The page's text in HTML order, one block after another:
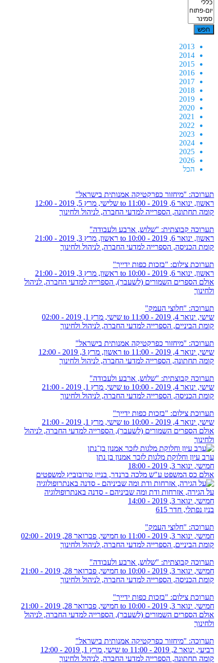
2013
2014
2015
2016
2017
2018
2019
2020
2021
2022
2023
2024
2025
2026
הכל
תערוכה: "מיחזור כפרקטיקה אמנותית בישראל"
ראשון, ינואר 6, 2019 - 11:00
שלישי, מרץ 5, 2019 - 12:00
קומה תחתונה, הספרייה למדעי החברה, לניהול ולחינוך
תערוכה קבוצתית: "שלוש, ארבע ולעבודה"
ראשון, ינואר 6, 2019 - 10:00
ראשון, מרץ 3, 2019 - 21:00
קומת הכניסה, הספרייה למדעי החברה, לניהול ולחינוך
תערוכת צילום: "בזכות כפות ידייך"
ראשון, ינואר 6, 2019 - 10:00
ראשון, מרץ 3, 2019 - 21:00
אולם הספרים השמורים (לשעבר), הספרייה למדעי החברה, לניהול
ולחינוך
תערוכה: "חלוצי העמק"
שישי, ינואר 4, 2019 - 11:00
שישי, מרץ 1, 2019 - 02:00
קומת הביניים, הספרייה למדעי החברה, לניהול ולחינוך
תערוכה: "מיחזור כפרקטיקה אמנותית בישראל"
שישי, ינואר 4, 2019 - 11:00
ראשון, מרץ 3, 2019 - 12:00
קומה תחתונה, הספרייה למדעי החברה, לניהול ולחינוך
תערוכה קבוצתית: "שלוש, ארבע ולעבודה"
שישי, ינואר 4, 2019 - 10:00
שישי, מרץ 1, 2019 - 21:00
קומת הכניסה, הספרייה למדעי החברה, לניהול ולחינוך
תערוכת צילום: "בזכות כפות ידייך"
שישי, ינואר 4, 2019 - 10:00
שישי, מרץ 1, 2019 - 21:00
אולם הספרים השמורים (לשעבר), הספרייה למדעי החברה, לניהול
ולחינוך
ערב עיון וחלוקת מלגות לזכר אמנון בן נתן
חמישי, ינואר 3, 2019 - 18:00
אולם כס המשפט ע"ש מלכה ברנדר, בניין טרובוביץ למשפטים
על הגירה, אזרחות ודת ומה שביניהם - סדנה באנתרופולוגיה
חמישי, ינואר 3, 2019 - 14:00
בנין נפתלי, חדר 615
תערוכה: "חלוצי העמק"
חמישי, ינואר 3, 2019 - 11:00
חמישי, פברואר 28, 2019 - 02:00
קומת הביניים, הספרייה למדעי החברה, לניהול ולחינוך
תערוכה קבוצתית: "שלוש, ארבע ולעבודה"
חמישי, ינואר 3, 2019 - 10:00
חמישי, פברואר 28, 2019 - 21:00
קומת הכניסה, הספרייה למדעי החברה, לניהול ולחינוך
תערוכת צילום: "בזכות כפות ידייך"
חמישי, ינואר 3, 2019 - 10:00
חמישי, פברואר 28, 2019 - 21:00
אולם הספרים השמורים (לשעבר), הספרייה למדעי החברה, לניהול
ולחינוך
תערוכה: "מיחזור כפרקטיקה אמנותית בישראל"
רביעי, ינואר 2, 2019 - 11:00
שישי, מרץ 1, 2019 - 12:00
קומה תחתונה, הספרייה למדעי החברה, לניהול ולחינוך